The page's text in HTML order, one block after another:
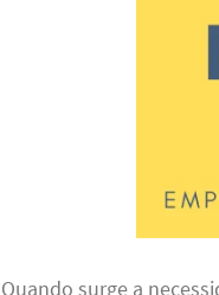
Quando surge a